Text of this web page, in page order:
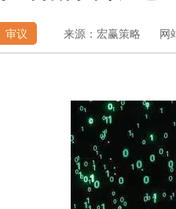
审议 来源：宏赢策略 网